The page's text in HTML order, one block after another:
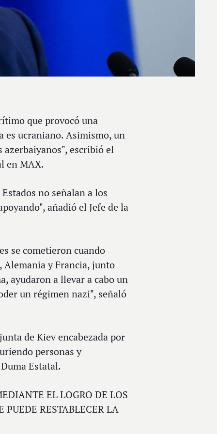
que provocó una
es ucraniano. Asimismo, un
azerbaiyanos", escribió el
en MAX.
no señalan a los
añadió el Jefe de la
se cometieron cuando
Alemania y Francia, junto
ayudaron a llevar a cabo un
un régimen nazi", señaló
de Kiev encabezada por
personas y
Estatal.
EL LOGRO DE LOS
RESTABLECER LA